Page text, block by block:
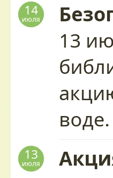
14
июля
13
воде.
13
июля